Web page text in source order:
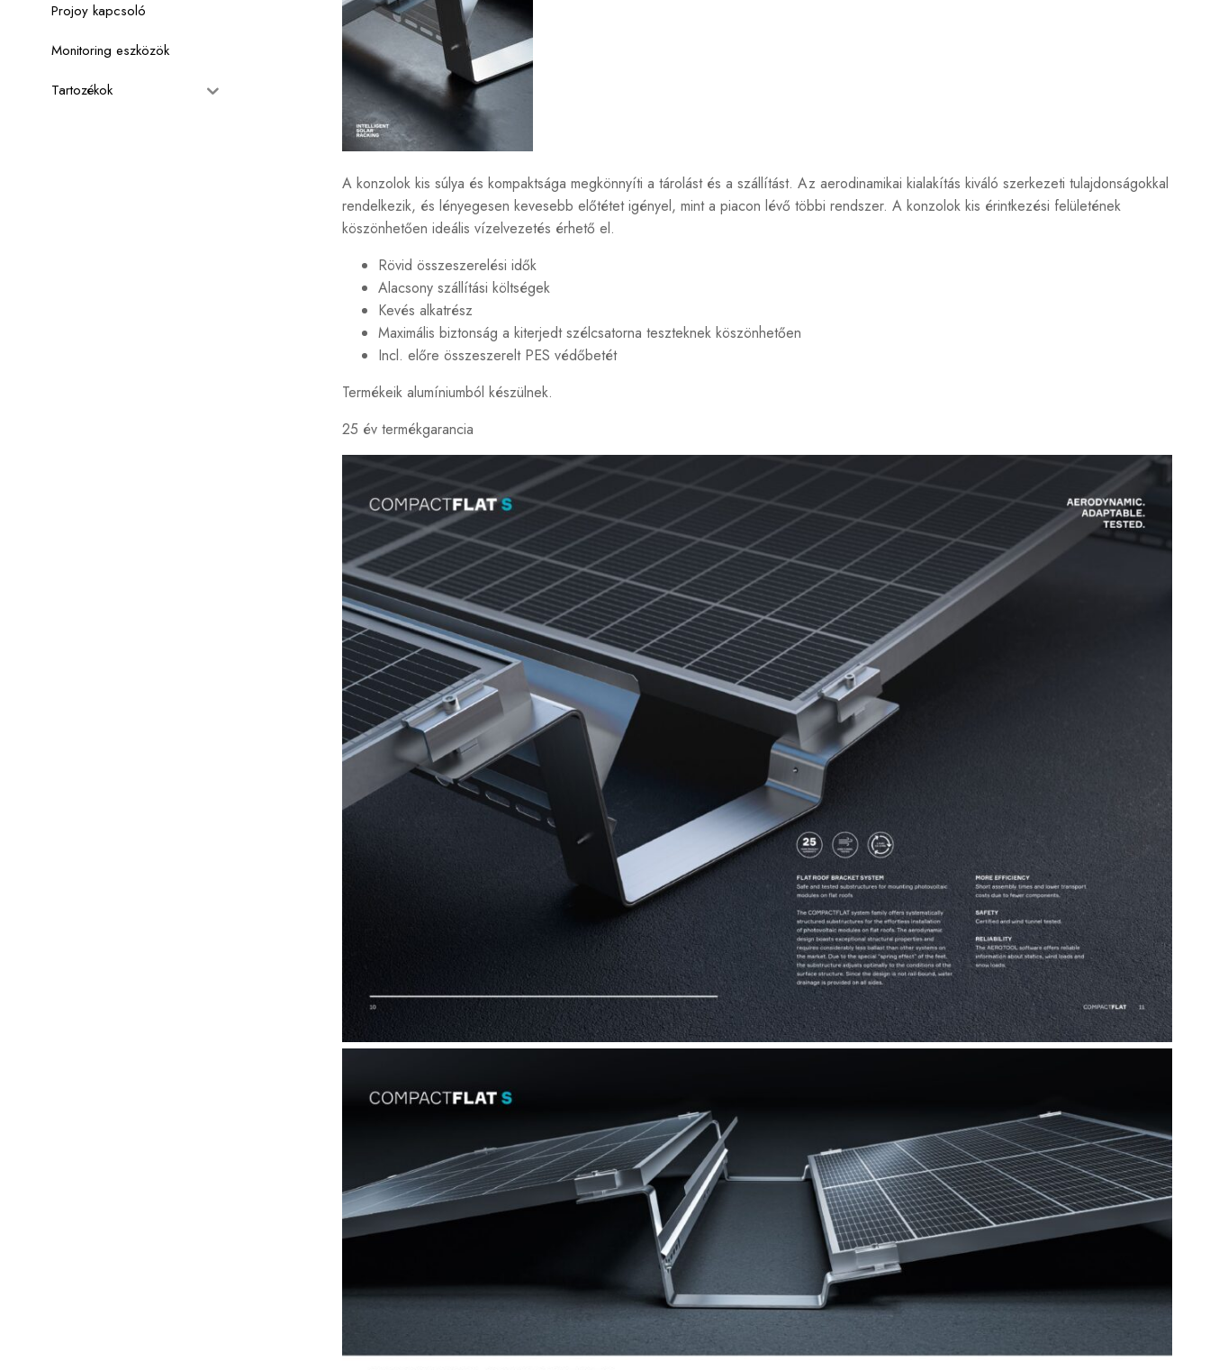
Projoy kapcsoló
Monitoring eszközök
Tartozékok
A konzolok kis súlya és kompaktsága megkönnyíti a tárolást és a szállítást. Az aerodinamikai kialakítás kiváló szerkezeti tulajdonságokkal
rendelkezik, és lényegesen kevesebb előtétet igényel, mint a piacon lévő többi rendszer. A konzolok kis érintkezési felületének
köszönhetően ideális vízelvezetés érhető el.
Rövid összeszerelési idők
Alacsony szállítási költségek
Kevés alkatrész
Maximális biztonság a kiterjedt szélcsatorna teszteknek köszönhetően
Incl. előre összeszerelt PES védőbetét
Termékeik alumíniumból készülnek.
25 év termékgarancia